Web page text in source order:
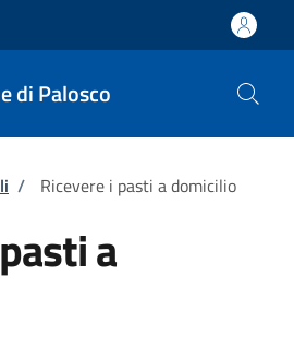
di Palosco
/ Ricevere i pasti a domicilio
a